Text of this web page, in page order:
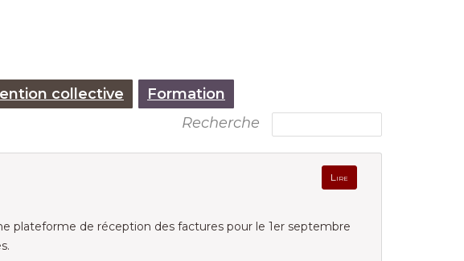
collective
Formation
Recherche
Lire
plateforme de réception des factures pour le 1er septembre